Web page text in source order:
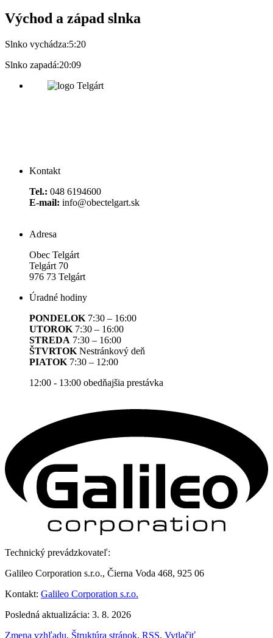
Východ a západ slnka
Slnko vychádza:5:20
Slnko zapadá:20:09
Kontakt
Tel.: 048 6194600
E-mail: info@obectelgart.sk
Adresa
Obec Telgárt
Telgárt 70
976 73 Telgárt
Úradné hodiny
PONDELOK 7:30 – 16:00
UTOROK 7:30 – 16:00
STREDA 7:30 – 16:00
ŠTVRTOK Nestránkový deň
PIATOK 7:30 – 12:00
12:00 - 13:00 obedňajšia prestávka
Technický prevádzkovateľ:
Galileo Corporation s.r.o., Čierna Voda 468, 925 06
Kontakt: Galileo Corporation s.r.o.
Posledná aktualizácia: 3. 8. 2026
Zmena vzhľadu, Štruktúra stránok, RSS, Vytlačiť